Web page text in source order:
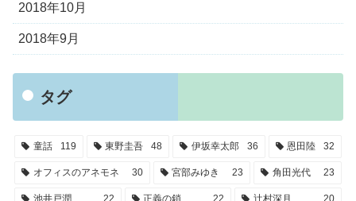
2018年10月
2018年9月
タグ
童話 119 東野圭吾 48 伊坂幸太郎 36 恩田陸 32
オフィスのアネモネ 30 宮部みゆき 23 角田光代 23
池井戸潤 22 正義の鎖 22 辻村深月 20